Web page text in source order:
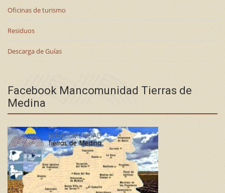
Oficinas de turismo
Residuos
Descarga de Guías
Facebook Mancomunidad Tierras de
Medina